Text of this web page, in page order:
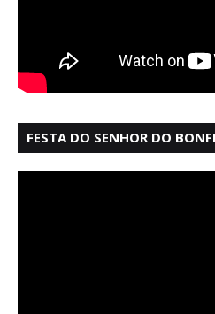
FESTA DO SENHOR DO